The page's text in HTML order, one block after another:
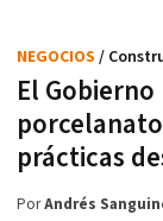
El
prácticas
NEGOCIOS /
PorAndrés